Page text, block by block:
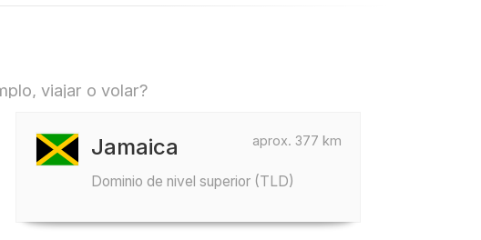
viajar o volar?
aprox. 377 km
Jamaica
Dominio de nivel superior (TLD)